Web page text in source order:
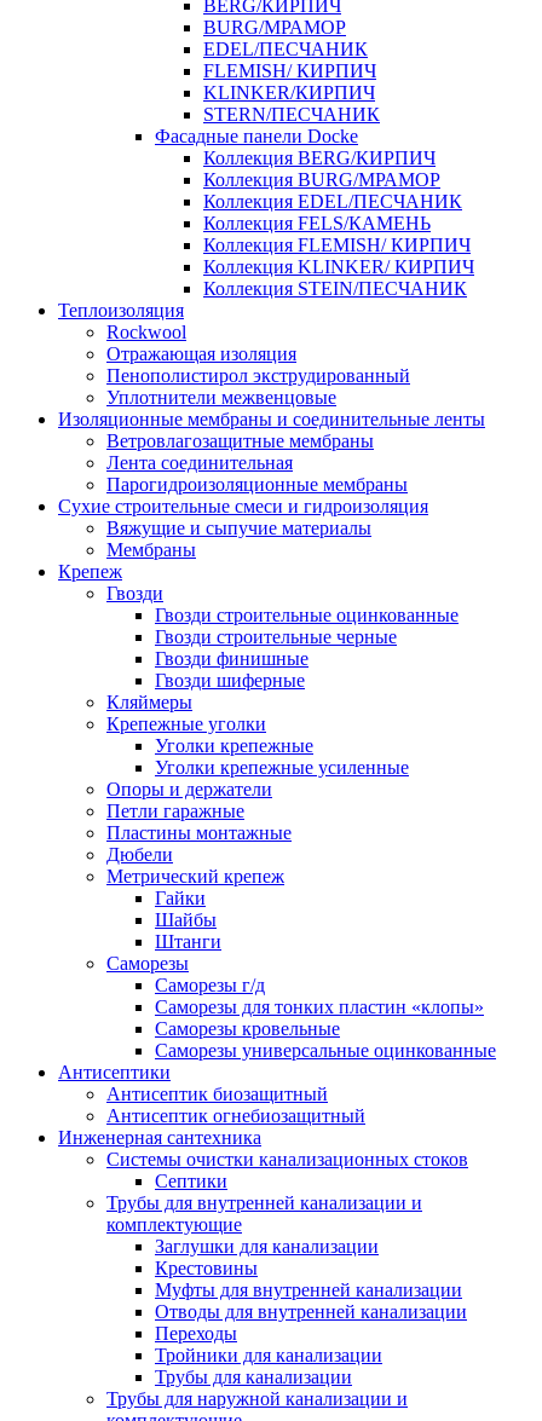
BERG/КИРПИЧ
BURG/МРАМОР
EDEL/ПЕСЧАНИК
FLEMISH/ КИРПИЧ
KLINKER/КИРПИЧ
STERN/ПЕСЧАНИК
Фасадные панели Docke
Коллекция BERG/КИРПИЧ
Коллекция BURG/МРАМОР
Коллекция EDEL/ПЕСЧАНИК
Коллекция FELS/КАМЕНЬ
Коллекция FLEMISH/ КИРПИЧ
Коллекция KLINKER/ КИРПИЧ
Коллекция STEIN/ПЕСЧАНИК
Теплоизоляция
Rockwool
Отражающая изоляция
Пенополистирол экструдированный
Уплотнители межвенцовые
Изоляционные мембраны и соединительные ленты
Ветровлагозащитные мембраны
Лента соединительная
Парогидроизоляционные мембраны
Сухие строительные смеси и гидроизоляция
Вяжущие и сыпучие материалы
Мембраны
Крепеж
Гвозди
Гвозди строительные оцинкованные
Гвозди строительные черные
Гвозди финишные
Гвозди шиферные
Кляймеры
Крепежные уголки
Уголки крепежные
Уголки крепежные усиленные
Опоры и держатели
Петли гаражные
Пластины монтажные
Дюбели
Метрический крепеж
Гайки
Шайбы
Штанги
Саморезы
Саморезы г/д
Саморезы для тонких пластин «клопы»
Саморезы кровельные
Саморезы универсальные оцинкованные
Антисептики
Антисептик биозащитный
Антисептик огнебиозащитный
Инженерная сантехника
Системы очистки канализационных стоков
Септики
Трубы для внутренней канализации и
комплектующие
Заглушки для канализации
Крестовины
Муфты для внутренней канализации
Отводы для внутренней канализации
Переходы
Тройники для канализации
Трубы для канализации
Трубы для наружной канализации и